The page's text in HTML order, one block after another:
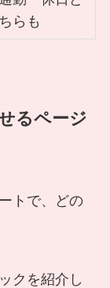
ちらも
るページ
トで、どの
クを紹介し